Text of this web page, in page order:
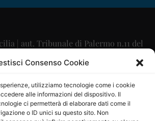
Consenso Cookie
utilizziamo tecnologie come i cookie
alle informazioni del dispositivo. Il
ci permetterà di elaborare dati come il
o ID unici su questo sito. Non
| aut. Tribunale di Palermo n.11 del
29/09/2015
Maurizio Scaglione